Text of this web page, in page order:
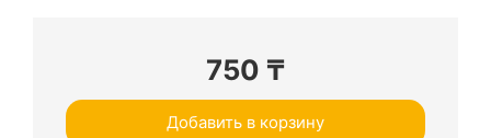
750 ₸
Добавить в корзину